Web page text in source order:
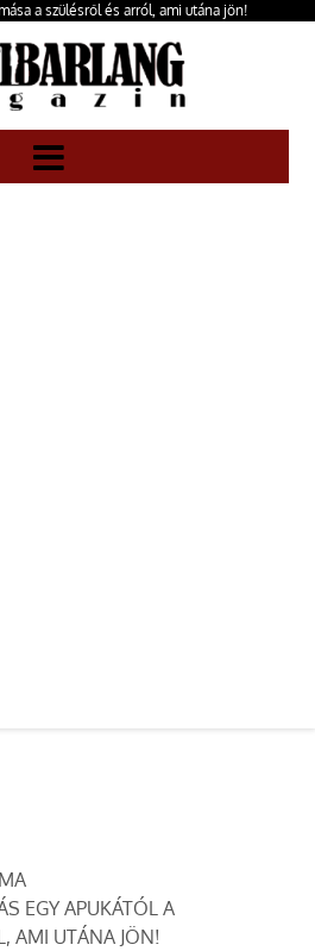
a szülésről és arról, ami utána jön!
EGY APUKÁTÓL A
AMI UTÁNA JÖN!